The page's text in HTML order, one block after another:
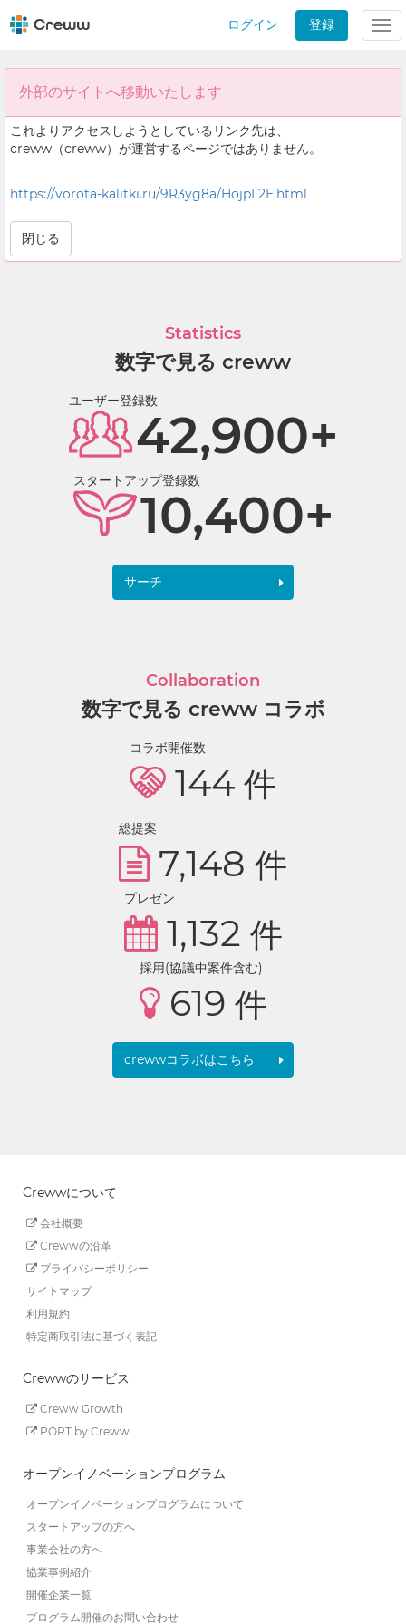
ログイン 登録
外部のサイトへ移動いたします
これよりアクセスしようとしているリンク先は、
creww（creww）が運営するページではありません。
https://vorota-kalitki.ru/9R3yg8a/HojpL2E.html
閉じる
Statistics
数字で見る creww
ユーザー登録数
42,900+
スタートアップ登録数
10,400+
サーチ
Collaboration
数字で見る creww コラボ
コラボ開催数
144 件
総提案
7,148 件
プレゼン
1,132 件
採用(協議中案件含む)
619 件
crewwコラボはこちら
Crewwについて
会社概要
Crewwの沿革
プライバシーポリシー
サイトマップ
利用規約
特定商取引法に基づく表記
Crewwのサービス
Creww Growth
PORT by Creww
オープンイノベーションプログラム
オープンイノベーションプログラムについて
スタートアップの方へ
事業会社の方へ
協業事例紹介
開催企業一覧
プログラム開催のお問い合わせ